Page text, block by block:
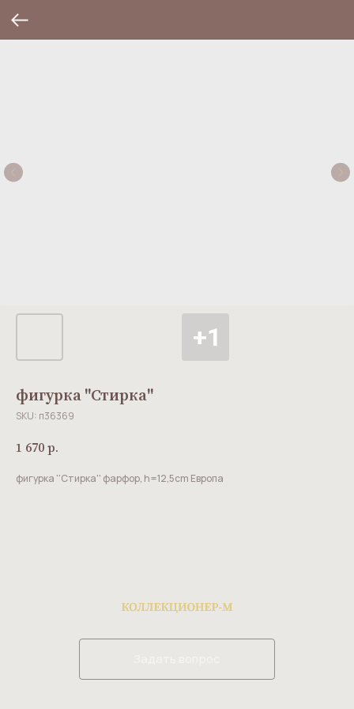
фигурка ''Стирка''
SKU: п36369
1 670р.
фигурка ''Стирка'' фарфор, h=12,5cm Европа